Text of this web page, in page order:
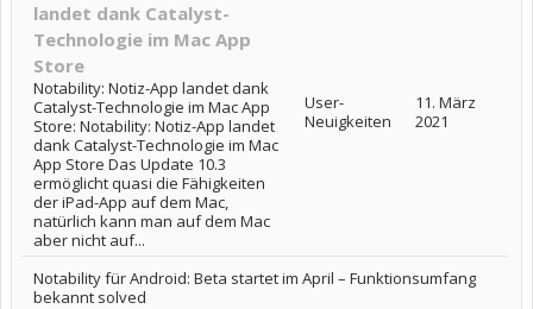
landet dank Catalyst-
Technologie im Mac App
Store
Notability: Notiz-App landet dank
Catalyst-Technologie im Mac App
Store: Notability: Notiz-App landet
dank Catalyst-Technologie im Mac
App Store Das Update 10.3
ermöglicht quasi die Fähigkeiten
der iPad-App auf dem Mac,
natürlich kann man auf dem Mac
aber nicht auf...
User-
Neuigkeiten
11. März
2021
Notability für Android: Beta startet im April – Funktionsumfang
bekannt solved